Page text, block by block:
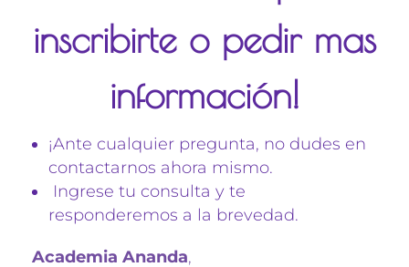
inscribirte o pedir mas
información!
¡Ante cualquier pregunta, no dudes en
contactarnos ahora mismo.
Ingrese tu consulta y te
responderemos a la brevedad.
Academia Ananda,